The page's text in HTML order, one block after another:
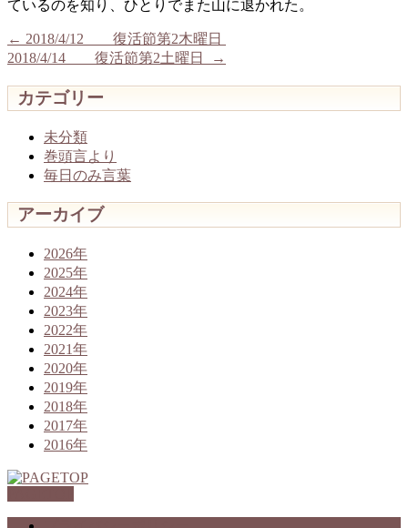
ているのを知り、ひとりでまた山に退かれた。
← 2018/4/12 復活節第2木曜日
2018/4/14 復活節第2土曜日
→
カテゴリー
未分類
巻頭言より
毎日のみ言葉
アーカイブ
2026年
2025年
2024年
2023年
2022年
2021年
2020年
2019年
2018年
2017年
2016年